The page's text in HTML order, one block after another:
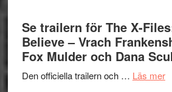
Se trailern för The X-
Believe – Vrach
Fox Mulder och Dana
Den officiella trailern och … Läs merom